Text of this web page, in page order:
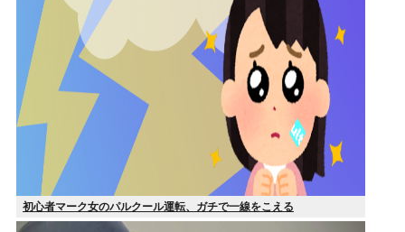
初心者マーク女のパルクール運転、ガチで一線をこえる